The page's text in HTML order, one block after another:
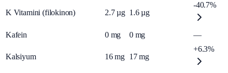
K Vitamini (filokinon) 2.7 µg 1.6 µg
-40.7%
Kafein 0 mg 0 mg —
Kalsiyum 16 mg 17 mg
+6.3%